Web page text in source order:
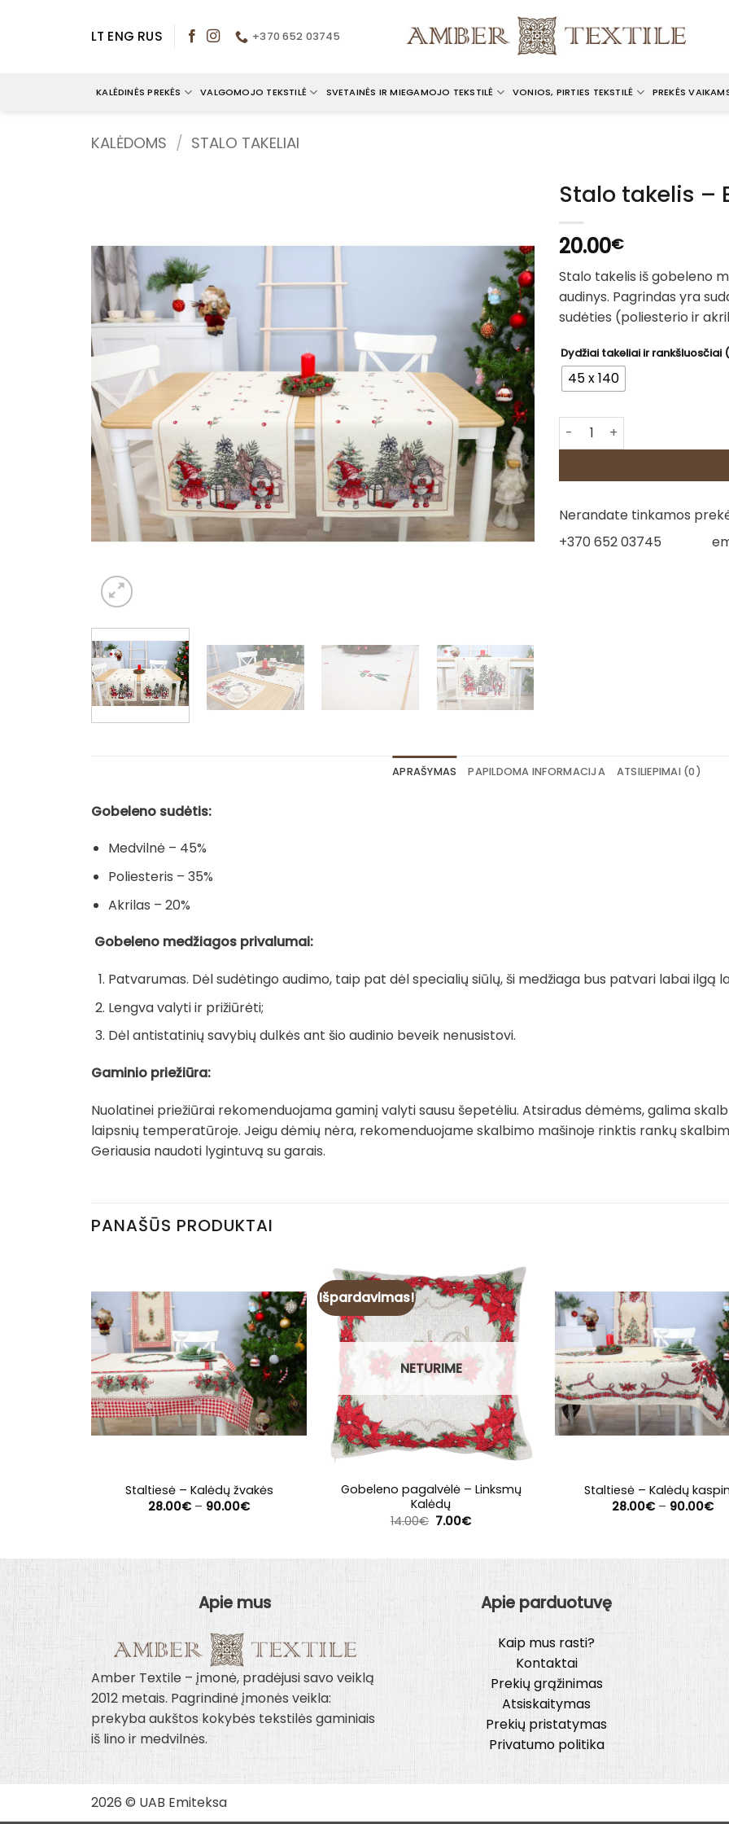
LT ENG RUS +370 652 03745
KALĖDINĖS PREKĖS VALGOMOJO TEKSTILĖ SVETAINĖS IR MIEGAMOJO TEKSTILĖ VONIOS, PIRTIES TEKSTILĖ PREKĖS
KALĖDOMS / STALO TAKELIAI
Stalo takelis –
20.00€
Stalo takelis iš gobeleno
audinys. Pagrindas yra
sudėties (poliesterio ir
Dydžiai takeliai ir rankšluosčiai
45 x 140
produkto kiekis: Stalo
Nerandate tinkamos
+370 652 03745
APRAŠYMAS PAPILDOMA INFORMACIJA ATSILIEPIMAI (0)
Gobeleno sudėtis:
Medvilnė – 45%
Poliesteris – 35%
Akrilas – 20%
Gobeleno medžiagos privalumai:
Patvarumas. Dėl sudėtingo audimo, taip pat dėl specialių siūlų, ši medžiaga bus patvari labai ilgą
Lengva valyti ir prižiūrėti;
Dėl antistatinių savybių dulkės ant šio audinio beveik nenusistovi.
Gaminio priežiūra:
Nuolatinei priežiūrai rekomenduojama gaminį valyti sausu šepetėliu. Atsiradus dėmėms, galima
laipsnių temperatūroje. Jeigu dėmių nėra, rekomenduojame skalbimo mašinoje rinktis rankų
Geriausia naudoti lygintuvą su garais.
PANAŠŪS PRODUKTAI
Staltiesė – Kalėdų žvakės
28.00€ – 90.00€Price
Išpardavimas!
NETURIME
Gobeleno pagalvėlė – Linksmų
Kalėdų
14.00€ Original
7.00€Current
Staltiesė – Kalėdų
28.00€ – 90.00€
Apie mus
Amber Textile – įmonė, pradėjusi savo veiklą
2012 metais. Pagrindinė įmonės veikla:
prekyba aukštos kokybės tekstilės gaminiais
iš lino ir medvilnės.
Apie parduotuvę
Kaip mus rasti?
Kontaktai
Prekių grąžinimas
Atsiskaitymas
Prekių pristatymas
Privatumo politika
2026 © UAB Emiteksa